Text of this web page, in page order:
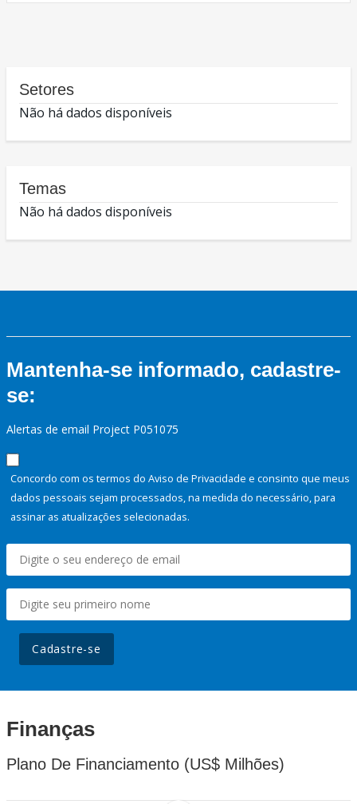
Setores
Não há dados disponíveis
Temas
Não há dados disponíveis
Mantenha-se informado, cadastre-
se:
Alertas de email Project P051075
Concordo com os termos do Aviso de Privacidade e consinto que meus
dados pessoais sejam processados, na medida do necessário, para
assinar as atualizações selecionadas.
Cadastre-se
Finanças
Plano De Financiamento (US$ Milhões)